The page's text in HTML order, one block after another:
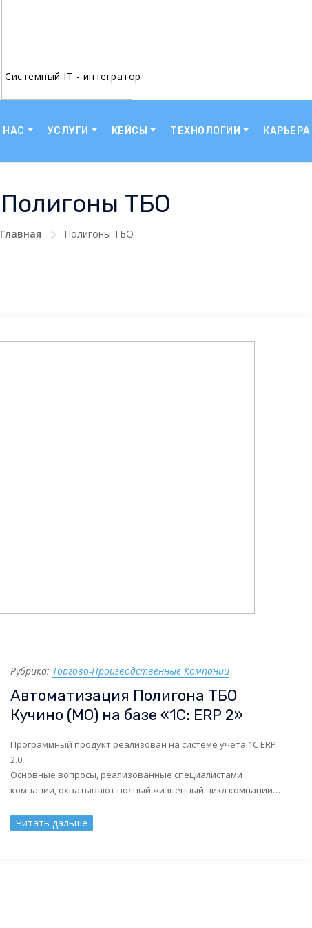
Системный IT - интегратор
НАС УСЛУГИ КЕЙСЫ ТЕХНОЛОГИИ КАРЬЕРА
Полигоны ТБО
Главная Полигоны ТБО
Рубрика: Торгово-Производственные Компании
Автоматизация Полигона ТБО
Кучино (МО) на базе «1С: ERP 2»
Программный продукт реализован на системе учета 1С ERP
2.0.
Основные вопросы, реализованные специалистами
компании, охватывают полный жизненный цикл компании
Читать дальше